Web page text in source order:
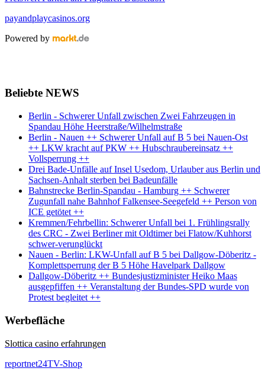
payandplaycasinos.org
Powered by
Beliebte NEWS
Berlin - Schwerer Unfall zwischen Zwei Fahrzeugen in
Spandau Höhe Heerstraße/Wilhelmstraße
Berlin - Nauen ++ Schwerer Unfall auf B 5 bei Nauen-Ost
++ LKW kracht auf PKW ++ Hubschraubereinsatz ++
Vollsperrung ++
Drei Bade-Unfälle auf Insel Usedom, Urlauber aus Berlin und
Sachsen-Anhalt sterben bei Badeunfälle
Bahnstrecke Berlin-Spandau - Hamburg ++ Schwerer
Zugunfall nahe Bahnhof Falkensee-Seegefeld ++ Person von
ICE getötet ++
Kremmen/Fehrbellin: Schwerer Unfall bei 1. Frühlingsrally
des CRC - Zwei Berliner mit Oldtimer bei Flatow/Kuhhorst
schwer-verunglückt
Nauen - Berlin: LKW-Unfall auf B 5 bei Dallgow-Döberitz -
Komplettsperrung der B 5 Höhe Havelpark Dallgow
Dallgow-Döberitz ++ Bundesjustizminister Heiko Maas
ausgepfiffen ++ Veranstaltung der Bundes-SPD wurde von
Protest begleitet ++
Werbefläche
Slottica casino erfahrungen
reportnet24TV-Shop